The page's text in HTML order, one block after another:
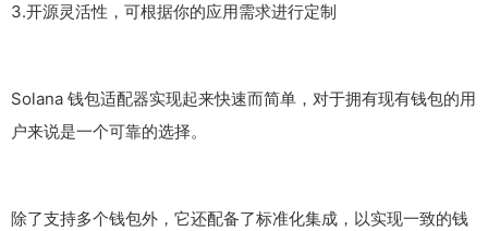
3.开源灵活性，可根据你的应用需求进行定制
Solana 钱包适配器实现起来快速而简单，对于拥有现有钱包的用
户来说是一个可靠的选择。
除了支持多个钱包外，它还配备了标准化集成，以实现一致的钱